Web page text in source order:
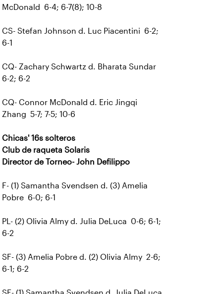
McDonald 6-4; 6-7(8); 10-8
CS- Stefan Johnson d. Luc Piacentini 6-2;
6-1
CQ- Zachary Schwartz d. Bharata Sundar
6-2; 6-2
CQ- Connor McDonald d. Eric Jingqi
Zhang 5-7; 7-5; 10-6
Chicas' 16s solteros
Club de raqueta Solaris
Director de Torneo- John Defilippo
F- (1) Samantha Svendsen d. (3) Amelia
Pobre 6-0; 6-1
PL- (2) Olivia Almy d. Julia DeLuca 0-6; 6-1;
6-2
SF- (3) Amelia Pobre d. (2) Olivia Almy 2-6;
6-1; 6-2